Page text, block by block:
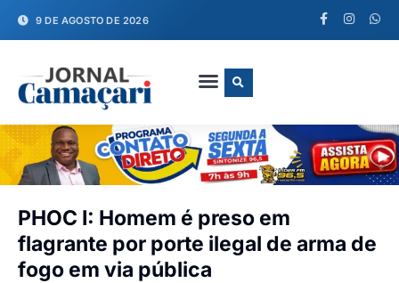
9 DE AGOSTO DE 2026
PHOC I: Homem é preso em
flagrante por porte ilegal de arma de
fogo em via pública